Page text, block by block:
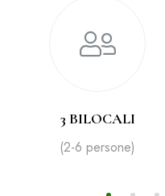
3 BILOCALI
(2-6 persone)